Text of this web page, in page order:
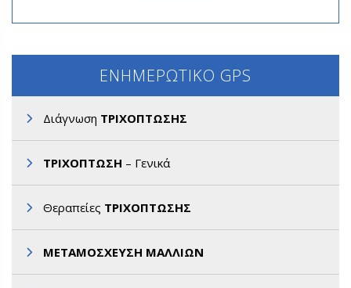
ΕΝΗΜΕΡΩΤΙΚΟ GPS
Διάγνωση ΤΡΙΧΟΠΤΩΣΗΣ
ΤΡΙΧΟΠΤΩΣΗ – Γενικά
Θεραπείες ΤΡΙΧΟΠΤΩΣΗΣ
ΜΕΤΑΜΟΣΧΕΥΣΗ ΜΑΛΛΙΩΝ